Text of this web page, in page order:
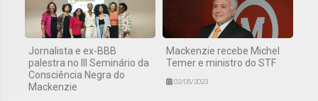
Jornalista e ex-BBB
palestra no III Seminário da
Consciência Negra do
Mackenzie
Mackenzie recebe Michel
Temer e ministro do STF
02/05/2023